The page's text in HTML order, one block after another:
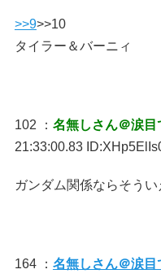
>>9>>10
タイラー＆バーニィ
102 ： 名無しさん＠涙目
21:33:00.83
ガンダム関係ならそう
164 ： 名無しさん＠涙目